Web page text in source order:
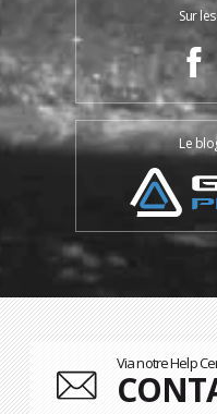
Sur
Le
Via notre Help